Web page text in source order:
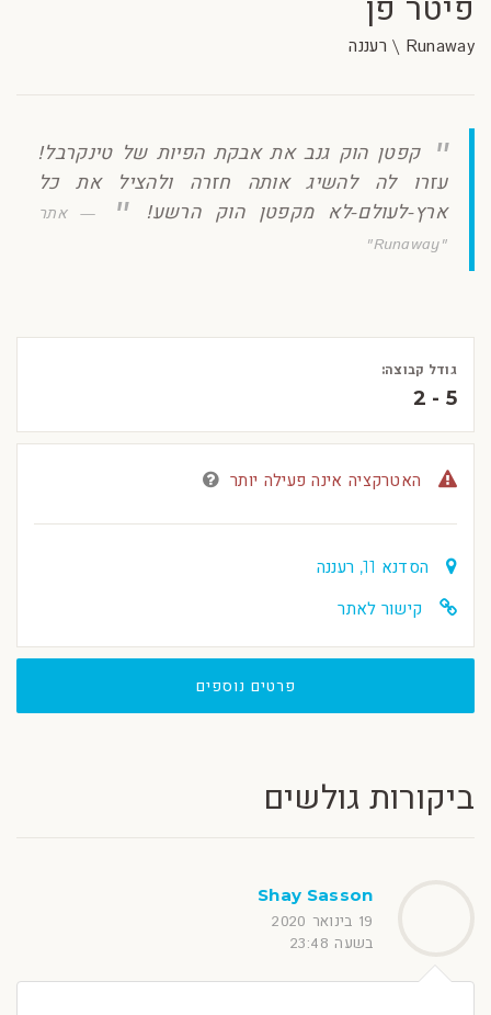
פיטר פן
Runaway \ רעננה
קפטן הוק גנב את אבקת הפיות של טינקרבל!
עזרו לה להשיג אותה חזרה ולהציל את כל
ארץ-לעולם-לא מקפטן הוק הרשע!
אתר
"Runaway"
גודל קבוצה:
2 - 5
האטרקציה אינה פעילה יותר
הסדנא 11, רעננה
קישור לאתר
פרטים נוספים
ביקורות גולשים
Shay Sasson
19 בינואר 2020
בשעה 23:48